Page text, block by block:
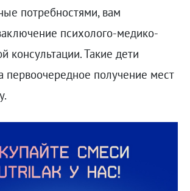
потребностями, вам
психолого-медико-
консультации. Такие дети
первоочередное получение мест